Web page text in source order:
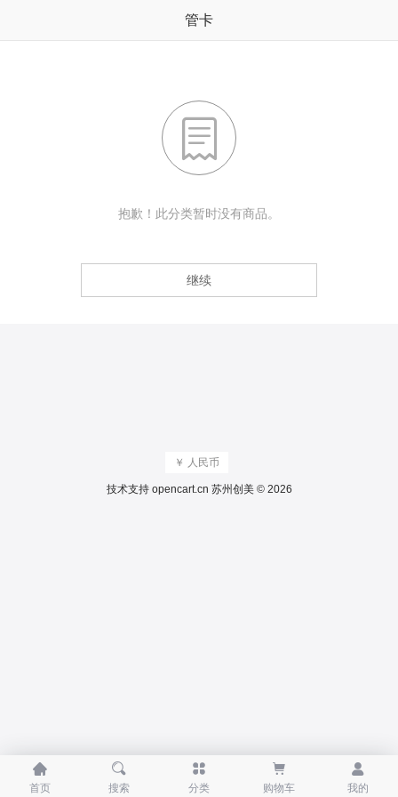
管卡

抱歉！此分类暂时没有商品。
继续
￥ 人民币
技术支持 opencart.cn 苏州创美 © 2026

首页

搜索

分类

购物车

我的